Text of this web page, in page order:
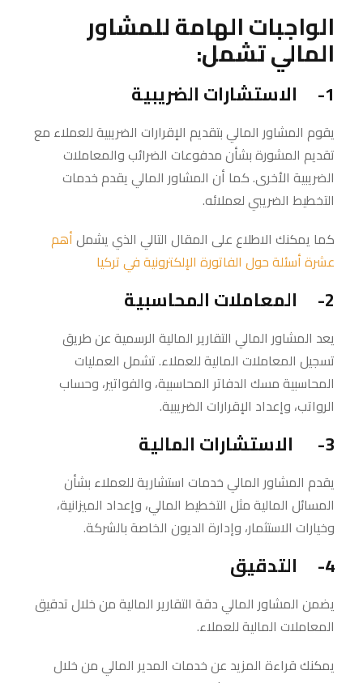
الواجبات الهامة للمشاور
المالي تشمل:
1- الاستشارات الضريبية
يقوم المشاور المالي بتقديم الإقرارات الضريبية للعملاء مع
تقديم المشورة بشأن مدفوعات الضرائب والمعاملات
الضريبية الأخرى. كما أن المشاور المالي يقدم خدمات
التخطيط الضريبي لعملائه.
كما يمكنك الاطلاع على المقال التالي الذي يشملأهم
عشرة أسئلة حول الفاتورة الإلكترونية في تركيا
2- المعاملات المحاسبية
يعد المشاور المالي التقارير المالية الرسمية عن طريق
تسجيل المعاملات المالية للعملاء. تشمل العمليات
المحاسبية مسك الدفاتر المحاسبية، والفواتير، وحساب
الرواتب، وإعداد الإقرارات الضريبية.
3- الاستشارات المالية
يقدم المشاور المالي خدمات استشارية للعملاء بشأن
المسائل المالية مثل التخطيط المالي، وإعداد الميزانية،
وخيارات الاستثمار، وإدارة الديون الخاصة بالشركة.
4- التدقيق
يضمن المشاور المالي دقة التقارير المالية من خلال تدقيق
المعاملات المالية للعملاء.
يمكنك قراءة المزيد عن خدمات المدير المالي من خلال